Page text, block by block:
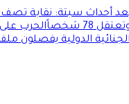
سبتة: نقابة تصف
شخصاً الحرب
الدولية يفصلون